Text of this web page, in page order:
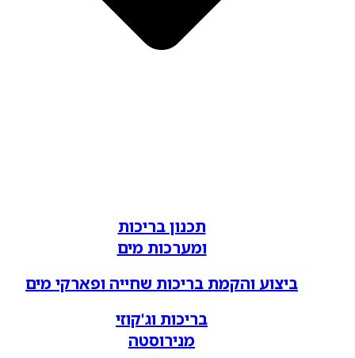
תכנון בריכות
ומערכות מים
ביצוע והקמת בריכות שחייה ופארקי מים
בריכות וג'קוזי
מנירוסטה